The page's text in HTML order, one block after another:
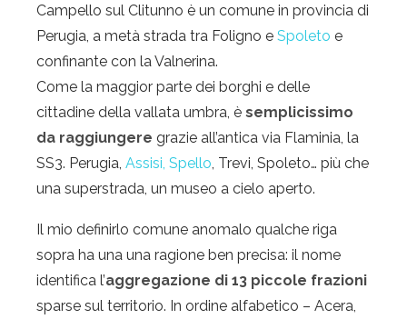
Campello sul Clitunno è un comune in provincia di
Perugia, a metà strada tra Foligno e Spoleto e
confinante con la Valnerina.
Come la maggior parte dei borghi e delle
cittadine della vallata umbra, è semplicissimo
da raggiungere grazie all’antica via Flaminia, la
SS3. Perugia, Assisi, Spello, Trevi, Spoleto… più che
una superstrada, un museo a cielo aperto.
Il mio definirlo comune anomalo qualche riga
sopra ha una una ragione ben precisa: il nome
identifica l’aggregazione di 13 piccole frazioni
sparse sul territorio. In ordine alfabetico – Acera,